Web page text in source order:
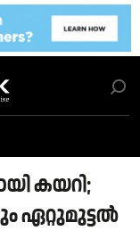
കയറി;
ഏറ്റുമുട്ടൽ